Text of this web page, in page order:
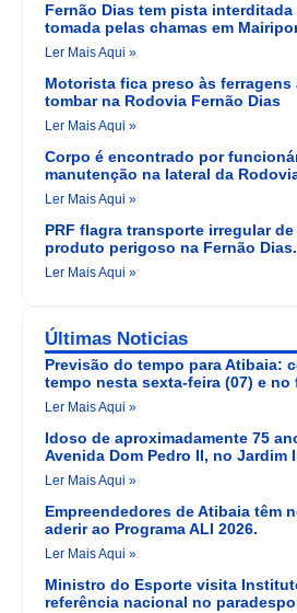
Fernão Dias tem pista
tomada pelas chamas em
Ler Mais Aqui »
Motorista fica preso às ferragens
tombar na Rodovia Fernão Dias
Ler Mais Aqui »
Corpo é encontrado por
manutenção na lateral da
Ler Mais Aqui »
PRF flagra transporte irregular
produto perigoso na Fernão Dias.
Ler Mais Aqui »
Últimas Noticias
Previsão do tempo para Atibaia:
tempo nesta sexta-feira (07) e no
Ler Mais Aqui »
Idoso de aproximadamente 75
Avenida Dom Pedro II, no Jardim
Ler Mais Aqui »
Empreendedores de Atibaia têm
aderir ao Programa ALI 2026.
Ler Mais Aqui »
Ministro do Esporte visita
referência nacional no